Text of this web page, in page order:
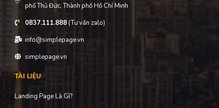
phố Thủ Đức, Thành phố Hồ Chí Minh
0837.111.888(Tư vấn zalo)
info@simplepage.vn
simplepage.vn
TÀI LIỆU
Landing Page Là Gì?